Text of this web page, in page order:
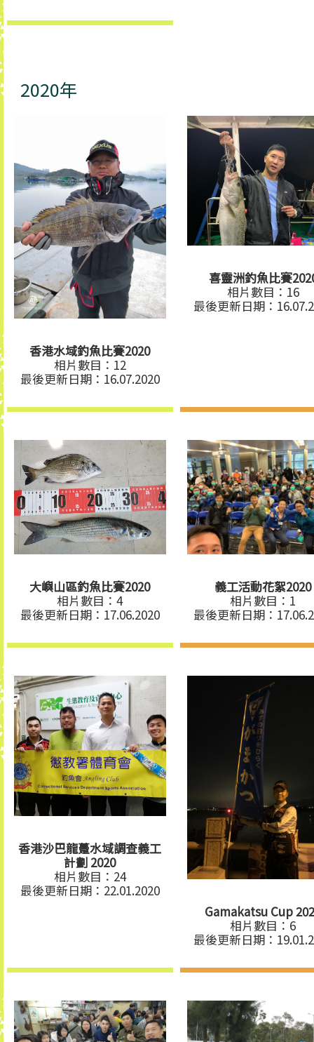
2020年
香港水域釣魚比賽2020
相片數目：12
最後更新日期：16.07.2020
喜靈洲釣魚比賽
相片數目：16
最後更新日期：
大嶼山區釣魚比賽2020
相片數目：4
最後更新日期：17.06.2020
義工活動花絮2020
相片數目：1
最後更新日期：
香港沙巴龍躉水域調查義工
計劃 2020
相片數目：24
最後更新日期：22.01.2020
Gamakatsu Cup
相片數目：6
最後更新日期：